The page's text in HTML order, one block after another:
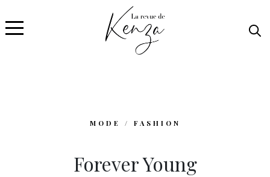
MODE / FASHION
Forever Young